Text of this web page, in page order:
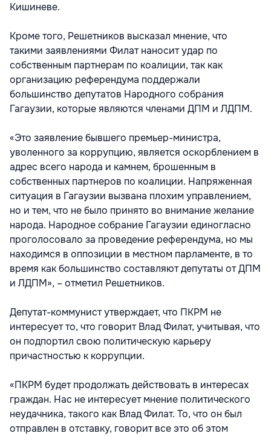
Кишиневе.
Кроме того, Решетников высказал мнение, что
такими заявлениями Филат наносит удар по
собственным партнерам по коалиции, так как
организацию референдума поддержали
большинство депутатов Народного собрания
Гагаузии, которые являются членами ДПМ и ЛДПМ.
«Это заявление бывшего премьер-министра,
уволенного за коррупцию, является оскорблением в
адрес всего народа и камнем, брошенным в
собственных партнеров по коалиции. Напряженная
ситуация в Гагаузии вызвана плохим управлением,
но и тем, что не было принято во внимание желание
народа. Народное собрание Гагаузии единогласно
проголосовало за проведение референдума, но мы
находимся в оппозиции в местном парламенте, в то
время как большинство составляют депутаты от ДПМ
и ЛДПМ», – отметил Решетников.
Депутат-коммунист утверждает, что ПКРМ не
интересует то, что говорит Влад Филат, учитывая, что
он подпортил свою политическую карьеру
причастностью к коррупции.
«ПКРМ будет продолжать действовать в интересах
граждан. Нас не интересует мнение политического
неудачника, такого как Влад Филат. То, что он был
отправлен в отставку, говорит все это об этом